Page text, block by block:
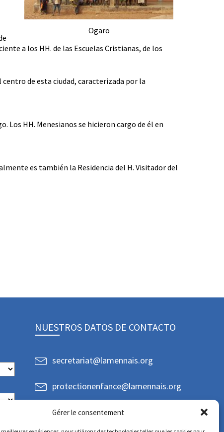
Gérer le consentement
Ogaro
a los HH. de las Escuelas Cristianas, de los
de esta ciudad, caracterizada por la
Los HH. Menesianos se hicieron cargo de él en
es también la Residencia del H. Visitador del
NUESTROS DATOS DE CONTACTO
secretariat@lamennais.org
protectionenfance@lamennais.org